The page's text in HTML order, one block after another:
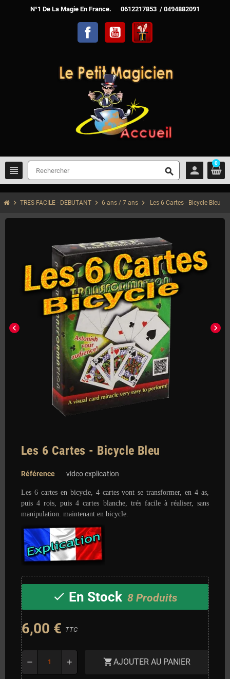
N°1 De La Magie En France. 0612217853 / 0494882091
Facebook YouTube
view_headline search person
0
chevron_right TRES FACILE - DEBUTANT chevron_right 6 ans / 7 ans chevron_right Les 6 Cartes - Bicycle Bleu
chevron_left chevron_right
Les 6 Cartes - Bicycle Bleu
Référence video explication
Les 6 cartes en bicycle, 4 cartes vont se transformer, en 4 as,
puis 4 rois, puis 4 cartes blanche, trés facile à réaliser, sans
manipulation. maintenant en bicycle.
check En Stock 8 Produits
6,00 € TTC
remove add shopping_cartAJOUTER AU PANIER